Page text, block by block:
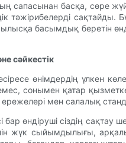
сапасынан басқа, сөре
тәжірибелерді сақтайды.
басымдық беретін
сәйкестік
өнімдердің үлкен
сонымен қатар
ережелері мен салалық
бар өндіруші сіздің
жүк сыйымдылығы,